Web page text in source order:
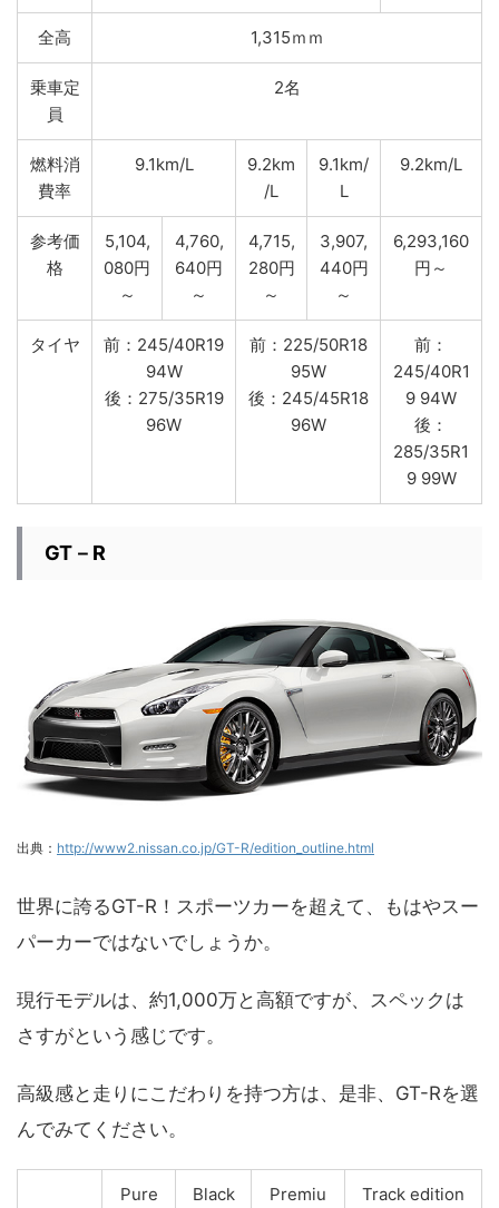
全高 1,315ｍｍ
乗車定
員
2名
燃料消
費率
9.1km/L
9.2km
/L
9.1km/
L
9.2km/L
参考価
格
5,104,
080円
～
4,760,
640円
～
4,715,
280円
～
3,907,
440円
～
6,293,160
円～
タイヤ
前：245/40R19
94W
後：275/35R19
96W
前：225/50R18
95W
後：245/45R18
96W
前：
245/40R1
9 94W
後：
285/35R1
9 99W
GT－R
出典： http://www2.nissan.co.jp/GT-R/edition_outline.html
世界に誇るGT-R！スポーツカーを超えて、もはやスー
パーカーではないでしょうか。
現行モデルは、約1,000万と高額ですが、スペックは
さすがという感じです。
高級感と走りにこだわりを持つ方は、是非、GT-Rを選
んでみてください。
Pure
Black
Premiu
Track edition